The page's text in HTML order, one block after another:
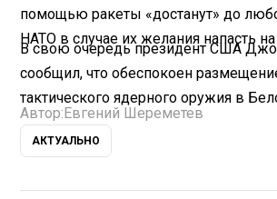
помощью ракеты «достанут» до
НАТО в случае их желания напасть
В свою очередь президент США
сообщил, что обеспокоен
тактического ядерного оружия в
Автор: Евгений Шереметев
АКТУАЛЬНО